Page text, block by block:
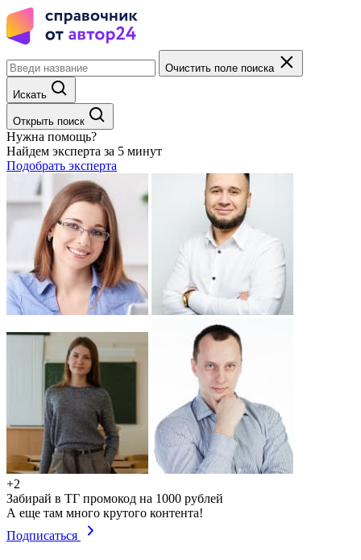
Очистить поле поиска
Искать
Открыть поиск
Нужна помощь?
Найдем эксперта за 5 минут
Подобрать эксперта
+2
Забирай в ТГ промокод на 1000 рублей
А еще там много крутого контента!
Подписаться